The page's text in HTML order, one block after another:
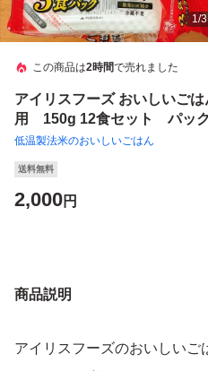
1/3
この商品は2時間で売れました
アイリスフーズ おいしいご
用 150g 12食セット パッ
低温製法米のおいしいごはん
送料無料
2,000円
商品説明
アイリスフーズのおいしい